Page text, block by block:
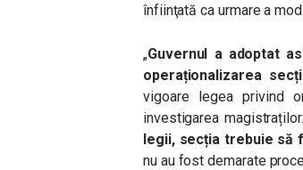
înfiinţată ca urmare a
„Guvernul a adoptat
operaționalizarea
vigoare legea privind
investigarea
legii, secția trebuie să
nu au fost demarate